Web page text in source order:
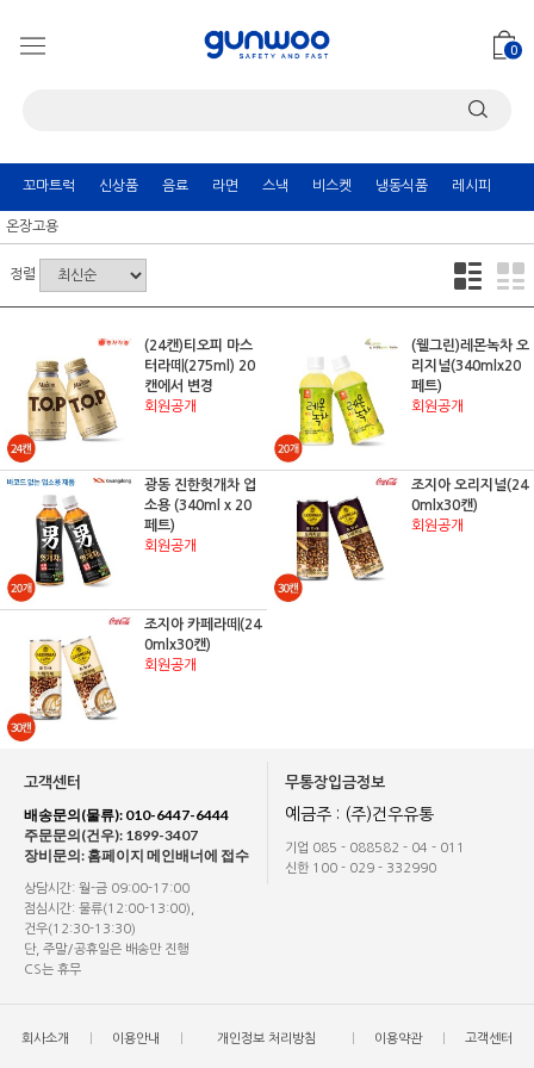
0
꼬마트럭 신상품 음료 라면 스낵 비스켓 냉동식품 레시피
온장고용
정렬
(24캔)티오피 마스
터라떼(275ml) 20
캔에서 변경
회원공개
(웰그린)레몬녹차 오
리지널(340mlx20
페트)
회원공개
광동 진한헛개차 업
소용 (340ml x 20
페트)
회원공개
조지아 오리지널(24
0mlx30캔)
회원공개
조지아 카페라떼(24
0mlx30캔)
회원공개
고객센터
배송문의(물류): 010-6447-6444
주문문의(건우): 1899-3407
장비문의: 홈페이지 메인배너에 접수
상담시간: 월-금 09:00-17:00
점심시간: 물류(12:00-13:00),
건우(12:30-13:30)
단, 주말/공휴일은 배송만 진행
CS는 휴무
무통장입금정보
예금주 : (주)건우유통
기업 085 - 088582 - 04 - 011
신한 100 - 029 - 332990
회사소개 이용안내 개인정보 처리방침 이용약관 고객센터